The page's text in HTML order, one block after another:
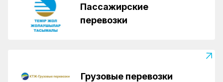
Пассажирские
перевозки
Грузовые перевозки